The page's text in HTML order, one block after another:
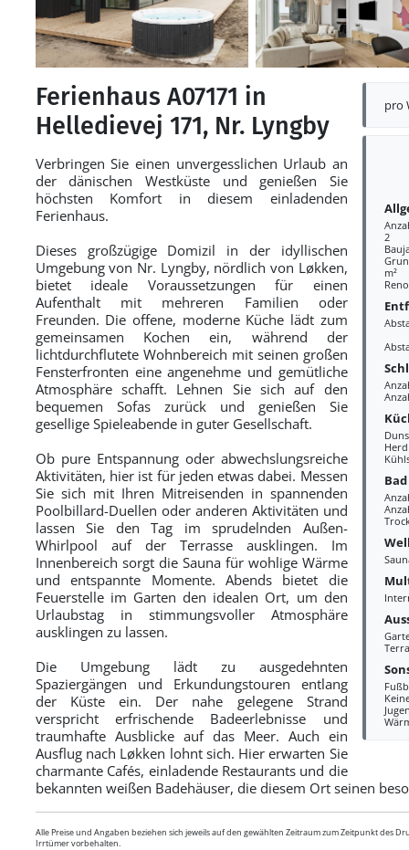
pro
2
m²
Herd
Bad
Ferienhaus A07171 in
Helledievej 171, Nr. Lyngby
Verbringen Sie einen unvergesslichen Urlaub an
der dänischen Westküste und genießen Sie
höchsten Komfort in diesem einladenden
Ferienhaus.
Dieses großzügige Domizil in der idyllischen
Umgebung von Nr. Lyngby, nördlich von Løkken,
bietet ideale Voraussetzungen für einen
Aufenthalt mit mehreren Familien oder
Freunden. Die offene, moderne Küche lädt zum
gemeinsamen Kochen ein, während der
lichtdurchflutete Wohnbereich mit seinen großen
Fensterfronten eine angenehme und gemütliche
Atmosphäre schafft. Lehnen Sie sich auf den
bequemen Sofas zurück und genießen Sie
gesellige Spieleabende in guter Gesellschaft.
Ob pure Entspannung oder abwechslungsreiche
Aktivitäten, hier ist für jeden etwas dabei. Messen
Sie sich mit Ihren Mitreisenden in spannenden
Poolbillard-Duellen oder anderen Aktivitäten und
lassen Sie den Tag im sprudelnden Außen-
Whirlpool auf der Terrasse ausklingen. Im
Innenbereich sorgt die Sauna für wohlige Wärme
und entspannte Momente. Abends bietet die
Feuerstelle im Garten den idealen Ort, um den
Urlaubstag in stimmungsvoller Atmosphäre
ausklingen zu lassen.
Die Umgebung lädt zu ausgedehnten
Spaziergängen und Erkundungstouren entlang
der Küste ein. Der nahe gelegene Strand
verspricht erfrischende Badeerlebnisse und
traumhafte Ausblicke auf das Meer. Auch ein
Ausflug nach Løkken lohnt sich. Hier erwarten Sie
charmante Cafés, einladende Restaurants und die
bekannten weißen Badehäuser, die diesem Ort seinen
Alle Preise und Angaben beziehen sich jeweils auf den gewählten Zeitraum zum Zeitpunkt des
Irrtümer vorbehalten.